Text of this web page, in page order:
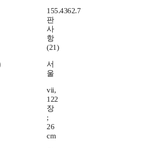
155.4362.7
판
사
항
(21)
서
울
vii,
122
장
;
26
cm